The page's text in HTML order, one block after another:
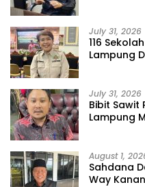
July 31, 2026
116
Lampung
July 31, 2026
Bibit Sawit
Lampung
August 1,
Sahdana
Way